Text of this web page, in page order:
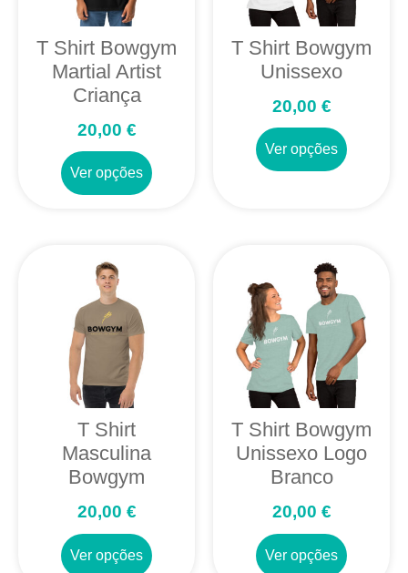
T Shirt Bowgym
Martial Artist
Criança
20,00 €
Ver opções
T Shirt Bowgym
Unissexo
20,00 €
Ver opções
T Shirt
Masculina
Bowgym
20,00 €
Ver opções
T Shirt Bowgym
Unissexo Logo
Branco
20,00 €
Ver opções